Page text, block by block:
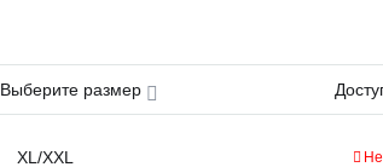
Выберите размер
XL/XXL